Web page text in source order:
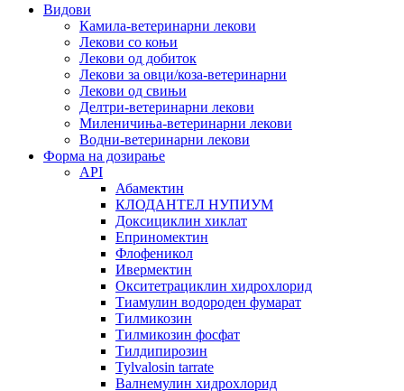
Видови
Камила-ветеринарни лекови
Лекови со коњи
Лекови од добиток
Лекови за овци/коза-ветеринарни
Лекови од свињи
Делтри-ветеринарни лекови
Миленичиња-ветеринарни лекови
Водни-ветеринарни лекови
Форма на дозирање
API
Абамектин
КЛОДАНТЕЛ НУПИУМ
Доксициклин хиклат
Еприномектин
Флофеникол
Ивермектин
Окситетрациклин хидрохлорид
Тиамулин водороден фумарат
Тилмикозин
Тилмикозин фосфат
Тилдипирозин
Tylvalosin tarrate
Валнемулин хидрохлорид